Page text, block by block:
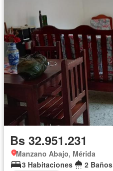
Bs 32.951.231
Manzano Abajo, Mérida
3 Habitaciones
2 Baños